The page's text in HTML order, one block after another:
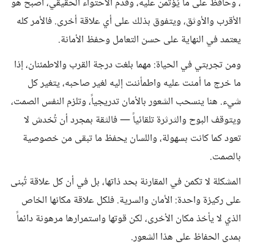
الأقرب والأوثق، ويتفوق بذلك على أي علاقة أخرى. فالأمر كله
يعتمد في النهاية على حسن التعامل وحفظ الأمانة.
ومن تجربتي في الحياة: مهما بلغت درجة القرب والاطمئنان، إذا
ما خرج ما أمنت عليه واطمأننت إليه لغير صاحبه، يتغير كل
شيء. هنا ينسحب الشعور بالأمان تدريجياً، وتلزم النفس الصمت،
ويتوقف البوح والثرثرة تلقائياً — فالثقة بمجرد أن تُخدش لا
تعود كما كانت بسهولة، واللسان يحفظ ما تبقى من خصوصية
بالصمت.
المشكلة لا تكمن في المقارنة بحد ذاتها، بل في أن كل علاقة تُبنى
على ركيزة واحدة: الأمان والسرية. فلكل علاقة مكانها الخاص
الذي لا يأخذ مكان الأخرى، لكن قوتها واستمرارها مرهونة دائماً
بمدى الحفاظ على هذا الشعور.